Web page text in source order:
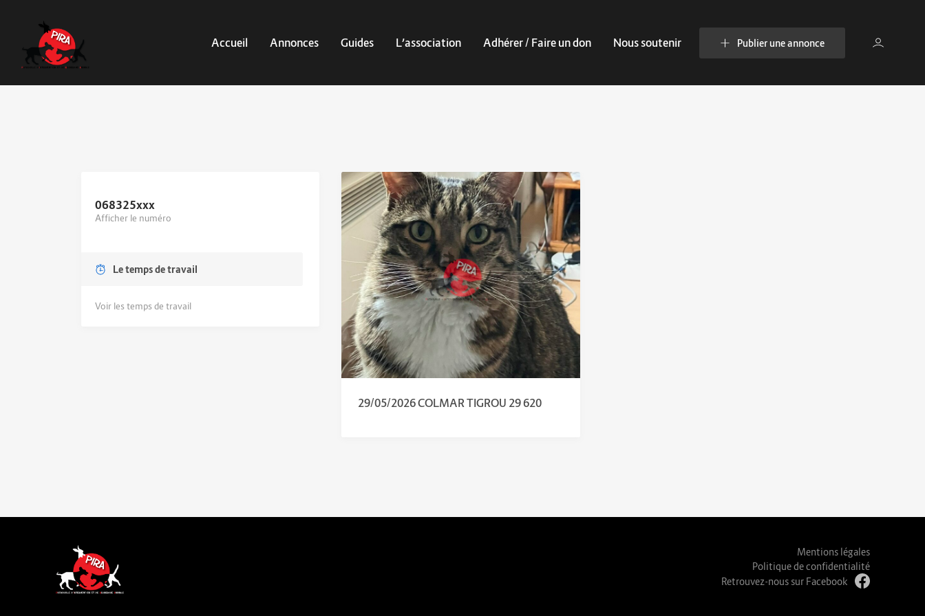
Accueil Annonces Guides L’association Adhérer / Faire un don Nous soutenir Publier une annonce
068325xxx
Afficher le numéro
Le temps de travail
Voir les temps de travail
29/05/2026 COLMAR TIGROU 29 620
Mentions légales
Politique de confidentialité
Retrouvez-nous sur Facebook